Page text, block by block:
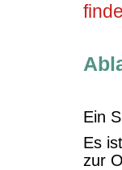
Ein
Es
zur